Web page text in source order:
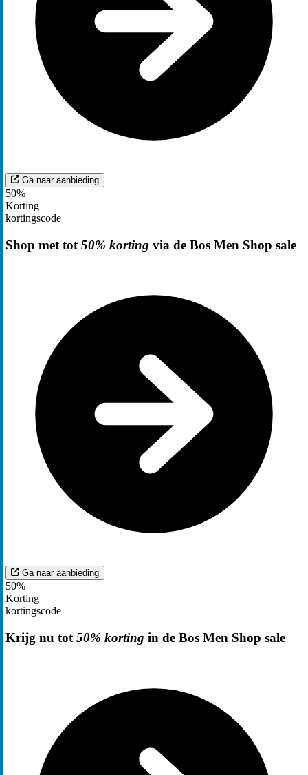
Ga naar aanbieding
50%
Korting
kortingscode
Shop met tot 50% korting via de Bos Men Shop sale
Ga naar aanbieding
50%
Korting
kortingscode
Krijg nu tot 50% korting in de Bos Men Shop sale